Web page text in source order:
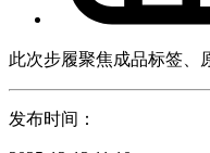
此次步履聚焦成品标签、
发布时间：